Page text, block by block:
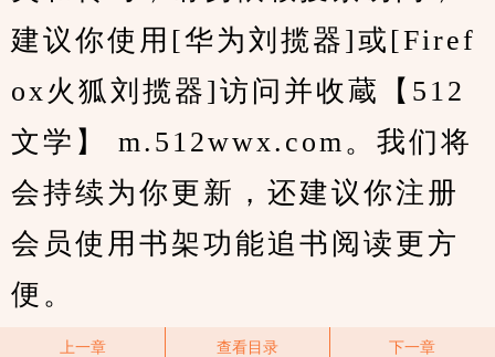
建议你使用[华为刘揽器]或[Firef
ox火狐刘揽器]访问并收蔵【512
文学】 m.512wwx.com。我们将
会持续为你更新，还建议你注册
会员使用书架功能追书阅读更方
便。
上一章 查看目录 下一章